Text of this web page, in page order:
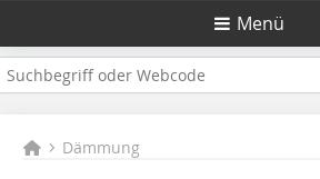
Menü
Dämmung